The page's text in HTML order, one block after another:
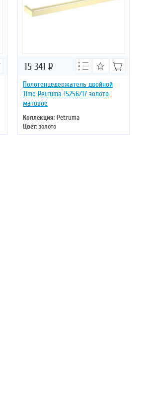
Полотенцедержатель двойной
Timo Petruma 15256/17 золото
матовое
Коллекция: Petruma
Цвет: золото
15 341 Р